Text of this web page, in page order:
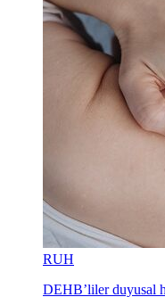
RUH
DEHB’liler duyusal